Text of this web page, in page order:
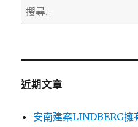
搜
尋
鍵
近期文章
安南建案LINDBERG擁